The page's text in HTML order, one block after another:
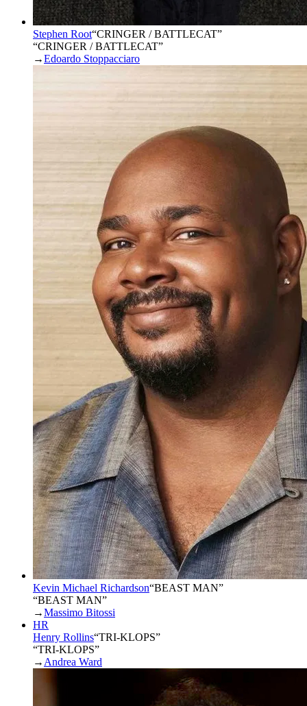
Stephen Root“CRINGER / BATTLECAT”
“CRINGER / BATTLECAT”
→Edoardo Stoppacciaro
Kevin Michael Richardson“BEAST MAN”
“BEAST MAN”
→Massimo Bitossi
HR
Henry Rollins“TRI-KLOPS”
“TRI-KLOPS”
→ Andrea Ward